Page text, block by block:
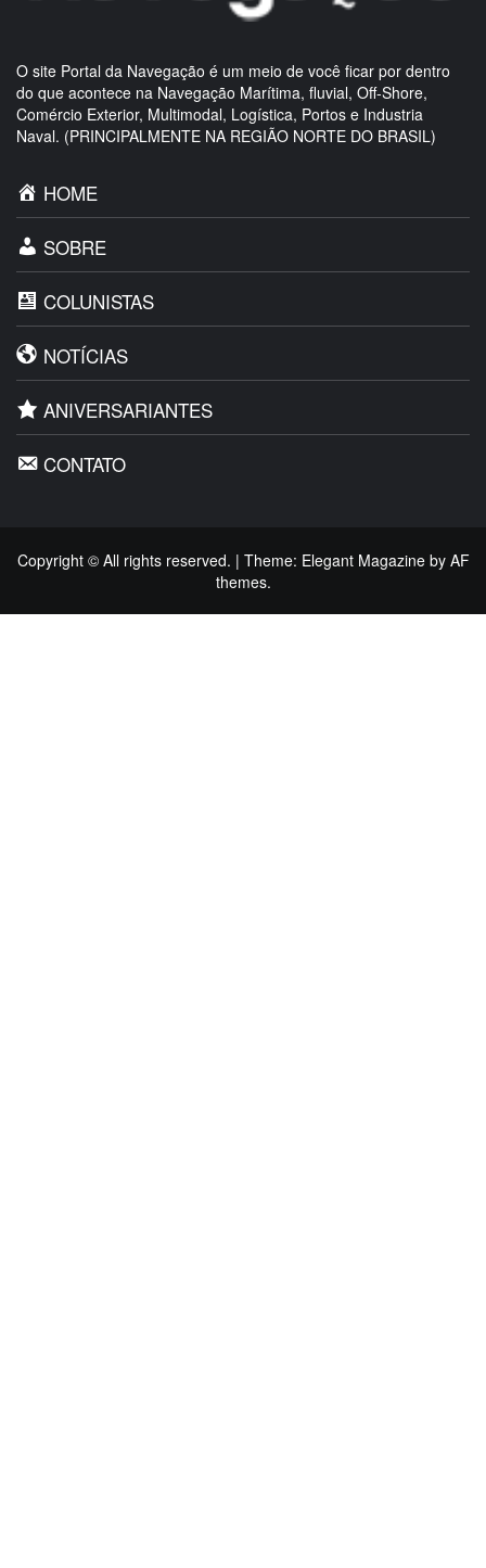
O site Portal da Navegação é um meio de você ficar por dentro
do que acontece na Navegação Marítima, fluvial, Off-Shore,
Comércio Exterior, Multimodal, Logística, Portos e Industria
Naval. (PRINCIPALMENTE NA REGIÃO NORTE DO BRASIL)
HOME
SOBRE
COLUNISTAS
NOTÍCIAS
ANIVERSARIANTES
CONTATO
Copyright © All rights reserved. | Theme: Elegant Magazineby AF
themes.